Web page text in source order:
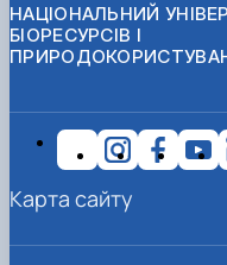
НАЦІОНАЛЬНИЙ
БІОРЕСУРСІВ І
Карта сайту